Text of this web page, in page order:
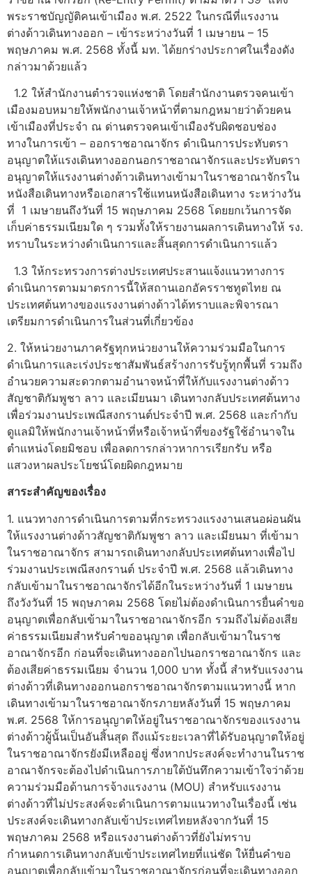
พระราชบัญญัติคนเข้าเมือง พ.ศ. 2522 ในกรณีที่แรงงาน
ต่างด้าวเดินทางออก – เข้าระหว่างวันที่ 1 เมษายน – 15
พฤษภาคม พ.ศ. 2568 ทั้งนี้ มท. ได้ยกร่างประกาศในเรื่องดัง
กล่าวมาด้วยแล้ว
1.2 ให้สำนักงานตำรวจแห่งชาติ โดยสำนักงานตรวจคนเข้า
เมืองมอบหมายให้พนักงานเจ้าหน้าที่ตามกฎหมายว่าด้วยคน
เข้าเมืองที่ประจำ ณ ด่านตรวจคนเข้าเมืองรับผิดชอบช่อง
ทางในการเข้า – ออกราชอาณาจักร ดำเนินการประทับตรา
อนุญาตให้แรงเดินทางออกนอกราชอาณาจักรและประทับตรา
อนุญาตให้แรงงานต่างด้าวเดินทางเข้ามาในราชอาณาจักรใน
หนังสือเดินทางหรือเอกสารใช้แทนหนังสือเดินทาง ระหว่างวัน
ที่ 1 เมษายนถึงวันที่ 15 พฤษภาคม 2568 โดยยกเว้นการจัด
เก็บค่าธรรมเนียมใด ๆ รวมทั้งให้รายงานผลการเดินทางให้ รง.
ทราบในระหว่างดำเนินการและสิ้นสุดการดำเนินการแล้ว
1.3 ให้กระทรวงการต่างประเทศประสานแจ้งแนวทางการ
ดำเนินการตามมาตรการนี้ให้สถานเอกอัครราชทูตไทย ณ
ประเทศต้นทางของแรงงานต่างด้าวได้ทราบและพิจารณา
เตรียมการดำเนินการในส่วนที่เกี่ยวข้อง
2. ให้หน่วยงานภาครัฐทุกหน่วยงานให้ความร่วมมือในการ
ดำเนินการและเร่งประชาสัมพันธ์สร้างการรับรู้ทุกพื้นที่ รวมถึง
อำนวยความสะดวกตามอำนาจหน้าที่ให้กับแรงงานต่างด้าว
สัญชาติกัมพูชา ลาว และเมียนมา เดินทางกลับประเทศต้นทาง
เพื่อร่วมงานประเพณีสงกรานต์ประจำปี พ.ศ. 2568 และกำกับ
ดูแลมิให้พนักงานเจ้าหน้าที่หรือเจ้าหน้าที่ของรัฐใช้อำนาจใน
ตำแหน่งโดยมิชอบ เพื่อลดการกล่าวหาการเรียกรับ หรือ
แสวงหาผลประโยชน์โดยผิดกฎหมาย
สาระสำคัญของเรื่อง
1. แนวทางการดำเนินการตามที่กระทรวงแรงงานเสนอผ่อนผัน
ให้แรงงานต่างด้าวสัญชาติกัมพูชา ลาว และเมียนมา ที่เข้ามา
ในราชอาณาจักร สามารถเดินทางกลับประเทศต้นทางเพื่อไป
ร่วมงานประเพณีสงกรานต์ ประจำปี พ.ศ. 2568 แล้วเดินทาง
กลับเข้ามาในราชอาณาจักรได้อีกในระหว่างวันที่ 1 เมษายน
ถึงวังวันที่ 15 พฤษภาคม 2568 โดยไม่ต้องดำเนินการยื่นคำขอ
อนุญาตเพื่อกลับเข้ามาในราชอาณาจักรอีก รวมถึงไม่ต้องเสีย
ค่าธรรมเนียมสำหรับคำขออนุญาต เพื่อกลับเข้ามาในราช
อาณาจักรอีก ก่อนที่จะเดินทางออกไปนอกราชอาณาจักร และ
ต้องเสียค่าธรรมเนียม จำนวน 1,000 บาท ทั้งนี้ สำหรับแรงงาน
ต่างด้าวที่เดินทางออกนอกราชอาณาจักรตามแนวทางนี้ หาก
เดินทางเข้ามาในราชอาณาจักรภายหลังวันที่ 15 พฤษภาคม
พ.ศ. 2568 ให้การอนุญาตให้อยู่ในราชอาณาจักรของแรงงาน
ต่างด้าวผู้นั้นเป็นอันสิ้นสุด ถึงแม้ระยะเวลาที่ได้รับอนุญาตให้อยู่
ในราชอาณาจักรยังมีเหลืออยู่ ซึ่งหากประสงค์จะทำงานในราช
อาณาจักรจะต้องไปดำเนินการภายใต้บันทึกความเข้าใจว่าด้วย
ความร่วมมือด้านการจ้างแรงงาน (MOU) สำหรับแรงงาน
ต่างด้าวที่ไม่ประสงค์จะดำเนินการตามแนวทางในเรื่องนี้ เช่น
ประสงค์จะเดินทางกลับเข้าประเทศไทยหลังจากวันที่ 15
พฤษภาคม 2568 หรือแรงงานต่างด้าวที่ยังไม่ทราบ
กำหนดการเดินทางกลับเข้าประเทศไทยที่แน่ชัด ให้ยื่นคำขอ
อนุญาตเพื่อกลับเข้ามาในราชอาณาจักรก่อนที่จะเดินทางออก